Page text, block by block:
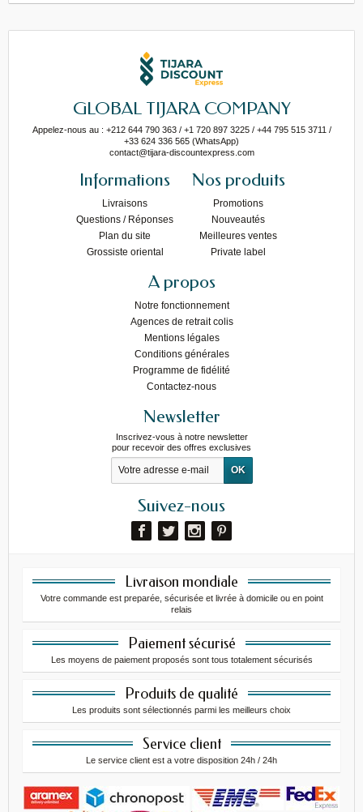
GLOBAL TIJARA COMPANY
Appelez-nous au : +212 644 790 363 / +1 720 897 3225 / +44 795 515 3711 /
+33 624 336 565 (WhatsApp)
contact@tijara-discountexpress.com
Informations
Livraisons
Questions / Réponses
Plan du site
Grossiste oriental
Nos produits
Promotions
Nouveautés
Meilleures ventes
Private label
A propos
Notre fonctionnement
Agences de retrait colis
Mentions légales
Conditions générales
Programme de fidélité
Contactez-nous
Newsletter
Inscrivez-vous à notre newsletter
pour recevoir des offres exclusives
Suivez-nous
Livraison mondiale
Votre commande est preparée, sécurisée et livrée à domicile ou en point
relais
Paiement sécurisé
Les moyens de paiement proposés sont tous totalement sécurisés
Produits de qualité
Les produits sont sélectionnés parmi les meilleurs choix
Service client
Le service client est a votre disposition 24h / 24h